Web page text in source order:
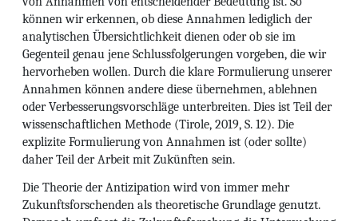
können wir erkennen, ob diese Annahmen lediglich der
analytischen Übersichtlichkeit dienen oder ob sie im
Gegenteil genau jene Schlussfolgerungen vorgeben, die wir
hervorheben wollen. Durch die klare Formulierung unserer
Annahmen können andere diese übernehmen, ablehnen
oder Verbesserungsvorschläge unterbreiten. Dies ist Teil der
wissenschaftlichen Methode (Tirole, 2019, S. 12). Die
explizite Formulierung von Annahmen ist (oder sollte)
daher Teil der Arbeit mit Zukünften sein.
Die Theorie der Antizipation wird von immer mehr
Zukunftsforschenden als theoretische Grundlage genutzt.